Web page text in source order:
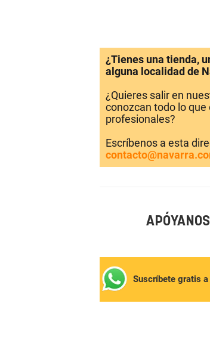
¿Tienes una tienda,
alguna localidad de
¿Quieres salir en
conozcan todo lo
profesionales?
Escríbenos a esta
Suscríbete gratis